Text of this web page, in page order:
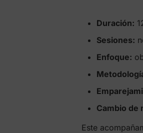
Duración:
Sesiones:
Enfoque:
Cambio de
Este